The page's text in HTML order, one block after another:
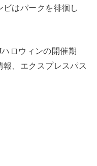
ビはパークを徘徊し
ロウィンの開催期
、エクスプレスパス